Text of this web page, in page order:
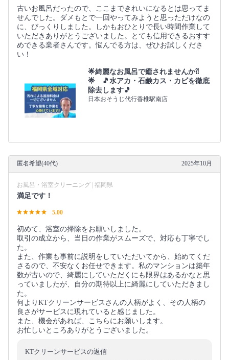
古いお風呂だったので、ここまできれいになるとは思ってま
せんでした。ダメもとで一回やってみようと思っただけなの
に、びっくりしました。しかもおひとりで長い時間作業して
いただきありがとうございました。とても信用できるおすす
めできる業者さんです。悩んでる方は、ぜひお試しくださ
い！
🌟綺麗なお風呂で癒されませんか⁈
🌟 🎵水アカ・石鹸カス・カビを徹底
除去します🎵
日本おそうじ代行香椎駅南店
匿名希望(40代) 2025年10月
お風呂・浴室クリーニング | 福岡県
満足です！
5.00
初めて、浴室の掃除をお願いしました。
取引の成立から、当日の作業がスムーズで、対応も丁寧でし
た。
また、作業も事前に説明をしていただいてから、始めてくだ
さるので、不安なくお任せできます。私のマンションは築年
数が古いので、綺麗にしていただくにも限界はあるかなと思
っていましたが、自分の期待以上に綺麗にしていただきまし
た。
何よりKTクリーンサービスさんの人柄がよく、その人柄の
良さがサービスに現れていると感じました。
また、機会があれば、こちらにお願いします。
お忙しいところありがとうございました。
KTクリーンサービスの返信